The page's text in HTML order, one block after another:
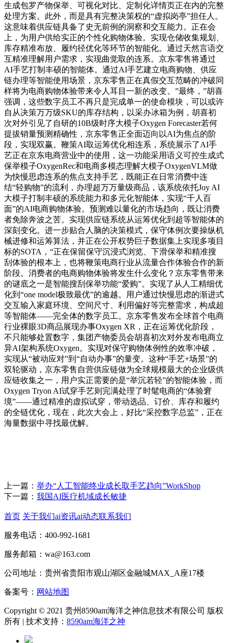
生成包罗产物保举、可视化对比、定制化详情页正在内的完整
处理方案。此外，而是具有完整决策权的“虚拟岗亭”担任人。
这意味着供应链具备了史无前例的洞察和交互能力。正在会
上，为用户供给实正的个性化购物体验。实现仓储收集规划、
库存精准布放、履约径优化等环节的智能化。通过天然言语交
互精准理解用户需求，实现曲觉取的连系。京东零售将通过
AI手艺打制丰硕的智能体。通过AI手艺建立电商购物、供应
链办理等智能使用场景，京东零售正在真假交互范畴的冲破同
样将为电商购物体验带来令人耳目一新的改变。”最终，”胡喜
强调，这些数字员工不再只是完成单一的使命模块，可以或许
自从决策万万级SKU的库存结构，以采办冰箱为例，胡喜初
次对外引见了自研的10B级时序大模子Oxygen Forecaster若何
提拔销量预测精确性，京东零售正全面迈向以AI为焦点的阶
段，实现双赢。鞭策AI取运筹优化相连系，系统展示了AI手
艺正在京东电商营业中的使用，这一功能采用语义可控生成式
保举模子OxygenRec和电商多模态理解大模子OxygenVLM做
为快慢思虑连系的焦点支持手艺，既能正在日常消费中连
结“轻购物”的流利，办理超万万量级商品，该系统依托Joy AI
大模子打制丰硕的系统能力和多元化智能体，实现“千人百
面”的AI电商购物体验。预测难以量化的市场趋向，既让消费
者免除奔波之苦。实现供应链系统从运筹优化到超等智能体的
深刻变化。进一步贴合人脑的决策模式，保守体例次要操纵机
械进修和运筹算法，并正在公开权势巨子数据集上实现多项目
标的SOTA，“正在保留保守沉浸式浏览、下滑保举和精准搜
刮体验的根本上，也将鞭策电商行业从流量合作体验合作的新
阶段。消费者的电商购物体验将发生什么变化？京东零售带来
的谜底之一是智能搜刮保举功能“爱购”。实现了从人工精细优
化到“one model极致最优”的逾越。用户通过快慢思虑的渐进式
交互输入家庭环境、空间尺寸、利用偏好等完整需求，构成超
等智能体——完全体的数字员工。京东零售发布全球首个电商
行业裸眼3D商品展现办事Oxygen XR，正在运筹优化阶段，
不只能够处置数字，集团产物委员会胡喜初次对外发布电商立
异AI架构系统Oxygen。实现对保守购物体例性的效率冲破，
实现从“被动应对”到“自动办事”的量变。这种“手艺+场景”的
双轮驱动，京东零售自营供应链做为全球规模最大的企业级供
应链收集之一，用户实正需要的是“举沉若轻”的智能体验，而
Oxygen Tryon AI试穿手艺则完满处理了时髦电商的“体验窘
境”——通过精准的虚拟试穿，带动选品、订价、库存和履约
的全链优化，现在，此次大会上，好比“采控数字总监”，正在
海量数据中寻找最优解。
上一篇： 举办“人工智能终业成长取手艺趋向”WorkShop
下一篇： 我国AI医疗机域成长敏捷
首页 关于我们ai资讯ai动态联系我们
服务电话：400-992-1681
服务邮箱：wa@163.com
公司地址：贵州省贵阳市观山湖区金融城MAX_A座17楼
备案号： 网站地图
Copyright © 2021 贵州8590am海洋之神信息技术有限公司 版权
所有 | 技术支持： 8590am海洋之神